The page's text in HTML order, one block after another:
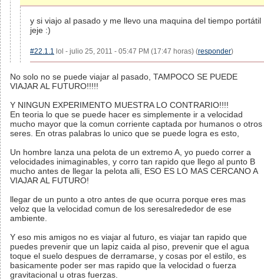
y si viajo al pasado y me llevo una maquina del tiempo portátil
jeje :)
#22.1.1 lol - julio 25, 2011 - 05:47 PM (17:47 horas) (responder)
No solo no se puede viajar al pasado, TAMPOCO SE PUEDE
VIAJAR AL FUTURO!!!!!
Y NINGUN EXPERIMENTO MUESTRA LO CONTRARIO!!!!
En teoria lo que se puede hacer es simplemente ir a velocidad
mucho mayor que la comun corriente captada por humanos o otros
seres. En otras palabras lo unico que se puede logra es esto,
Un hombre lanza una pelota de un extremo A, yo puedo correr a
velocidades inimaginables, y corro tan rapido que llego al punto B
mucho antes de llegar la pelota alli, ESO ES LO MAS CERCANO A
VIAJAR AL FUTURO!
llegar de un punto a otro antes de que ocurra porque eres mas
veloz que la velocidad comun de los seresalrededor de ese
ambiente.
Y eso mis amigos no es viajar al futuro, es viajar tan rapido que
puedes prevenir que un lapiz caida al piso, prevenir que el agua
toque el suelo despues de derramarse, y cosas por el estilo, es
basicamente poder ser mas rapido que la velocidad o fuerza
gravitacional u otras fuerzas.